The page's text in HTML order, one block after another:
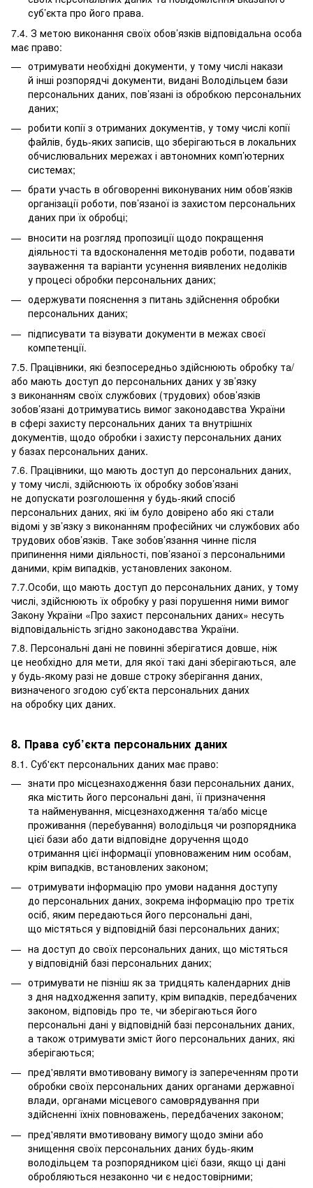
суб’єкта про його права.
7.4. З метою виконання своїх обов’язків відповідальна особа
має право:
отримувати необхідні документи, у тому числі накази
й інші розпорядчі документи, видані Володільцем бази
персональних даних, пов’язані із обробкою персональних
даних;
робити копії з отриманих документів, у тому числі копії
файлів, будь-яких записів, що зберігаються в локальних
обчислювальних мережах і автономних комп’ютерних
системах;
брати участь в обговоренні виконуваних ним обов’язків
організації роботи, пов’язаної із захистом персональних
даних при їх обробці;
вносити на розгляд пропозиції щодо покращення
діяльності та вдосконалення методів роботи, подавати
зауваження та варіанти усунення виявлених недоліків
у процесі обробки персональних даних;
одержувати пояснення з питань здійснення обробки
персональних даних;
підписувати та візувати документи в межах своєї
компетенції.
7.5. Працівники, які безпосередньо здійснюють обробку та/
або мають доступ до персональних даних у зв’язку
з виконанням своїх службових (трудових) обов’язків
зобов’язані дотримуватись вимог законодавства України
в сфері захисту персональних даних та внутрішніх
документів, щодо обробки і захисту персональних даних
у базах персональних даних.
7.6. Працівники, що мають доступ до персональних даних,
у тому числі, здійснюють їх обробку зобов’язані
не допускати розголошення у будь-який спосіб
персональних даних, які їм було довірено або які стали
відомі у зв’язку з виконанням професійних чи службових або
трудових обов’язків. Таке зобов’язання чинне після
припинення ними діяльності, пов’язаної з персональними
даними, крім випадків, установлених законом.
7.7.Особи, що мають доступ до персональних даних, у тому
числі, здійснюють їх обробку у разі порушення ними вимог
Закону України «Про захист персональних даних» несуть
відповідальність згідно законодавства України.
7.8. Персональні дані не повинні зберігатися довше, ніж
це необхідно для мети, для якої такі дані зберігаються, але
у будь-якому разі не довше строку зберігання даних,
визначеного згодою суб’єкта персональних даних
на обробку цих даних.
8. Права суб’єкта персональних даних
8.1. Суб'єкт персональних даних має право:
знати про місцезнаходження бази персональних даних,
яка містить його персональні дані, її призначення
та найменування, місцезнаходження та/або місце
проживання (перебування) володільця чи розпорядника
цієї бази або дати відповідне доручення щодо
отримання цієї інформації уповноваженим ним особам,
крім випадків, встановлених законом;
отримувати інформацію про умови надання доступу
до персональних даних, зокрема інформацію про третіх
осіб, яким передаються його персональні дані,
що містяться у відповідній базі персональних даних;
на доступ до своїх персональних даних, що містяться
у відповідній базі персональних даних;
отримувати не пізніш як за тридцять календарних днів
з дня надходження запиту, крім випадків, передбачених
законом, відповідь про те, чи зберігаються його
персональні дані у відповідній базі персональних даних,
а також отримувати зміст його персональних даних, які
зберігаються;
пред'являти вмотивовану вимогу із запереченням проти
обробки своїх персональних даних органами державної
влади, органами місцевого самоврядування при
здійсненні їхніх повноважень, передбачених законом;
пред'являти вмотивовану вимогу щодо зміни або
знищення своїх персональних даних будь-яким
володільцем та розпорядником цієї бази, якщо ці дані
обробляються незаконно чи є недостовірними;